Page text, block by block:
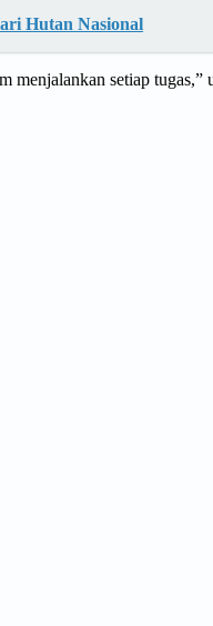
Hutan Nasional
setiap tugas,”